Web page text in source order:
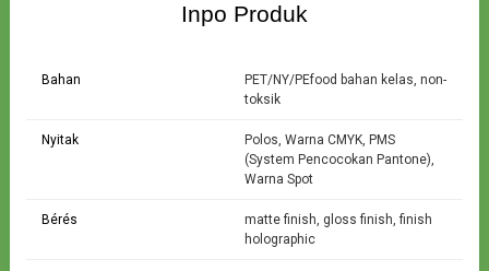
Inpo Produk
Bahan
PET/NY/PEfood bahan kelas, non-
toksik
Nyitak
Polos, Warna CMYK, PMS
(System Pencocokan Pantone),
Warna Spot
Bérés
matte finish, gloss finish, finish
holographic